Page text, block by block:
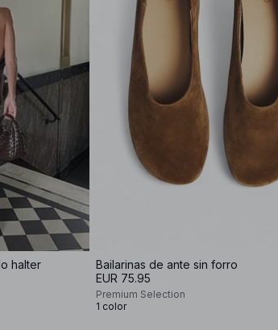
halter
Bailarinas de ante sin forro
EUR 75.95
Premium Selection
1 color